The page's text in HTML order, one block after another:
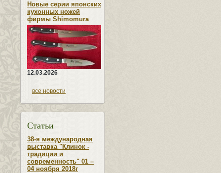
Новые серии японских
кухонных ножей
фирмы Shimomura
12.03.2026
все новости
Статьи
38-я международная
выставка "Клинок -
традиции и
современность" 01 –
04 ноября 2018г